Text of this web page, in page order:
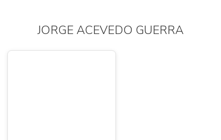
JORGE ACEVEDO GUERRA